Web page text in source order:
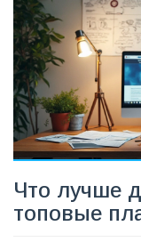
по делу и без
Что лучше
топовые